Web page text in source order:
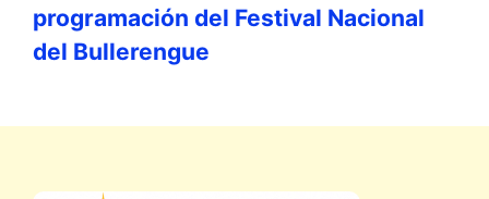
programación del Festival Nacional
del Bullerengue